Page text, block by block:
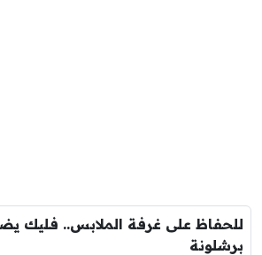
للحفاظ على غرفة الملابس.. فليك
برشلونة